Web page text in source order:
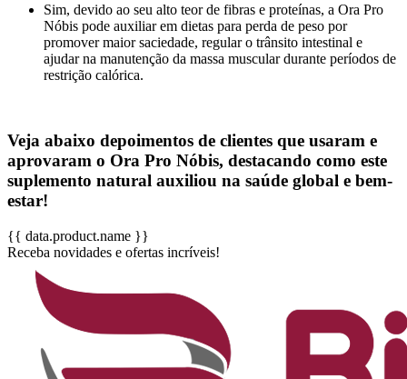
Sim, devido ao seu alto teor de fibras e proteínas, a Ora Pro
Nóbis pode auxiliar em dietas para perda de peso por
promover maior saciedade, regular o trânsito intestinal e
ajudar na manutenção da massa muscular durante períodos de
restrição calórica.
Veja abaixo depoimentos de clientes que usaram e
aprovaram o Ora Pro Nóbis, destacando como este
suplemento natural auxiliou na saúde global e bem-
estar!
{{ data.product.name }}
Receba novidades e ofertas incríveis!